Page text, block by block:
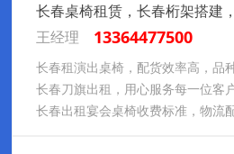
长春桌椅租赁，长春桁架搭建
王经理
13364477500
长春租演出桌椅，配货效率高，品
长春刀旗出租，用心服务每一位客
长春出租宴会桌椅收费标准，物流